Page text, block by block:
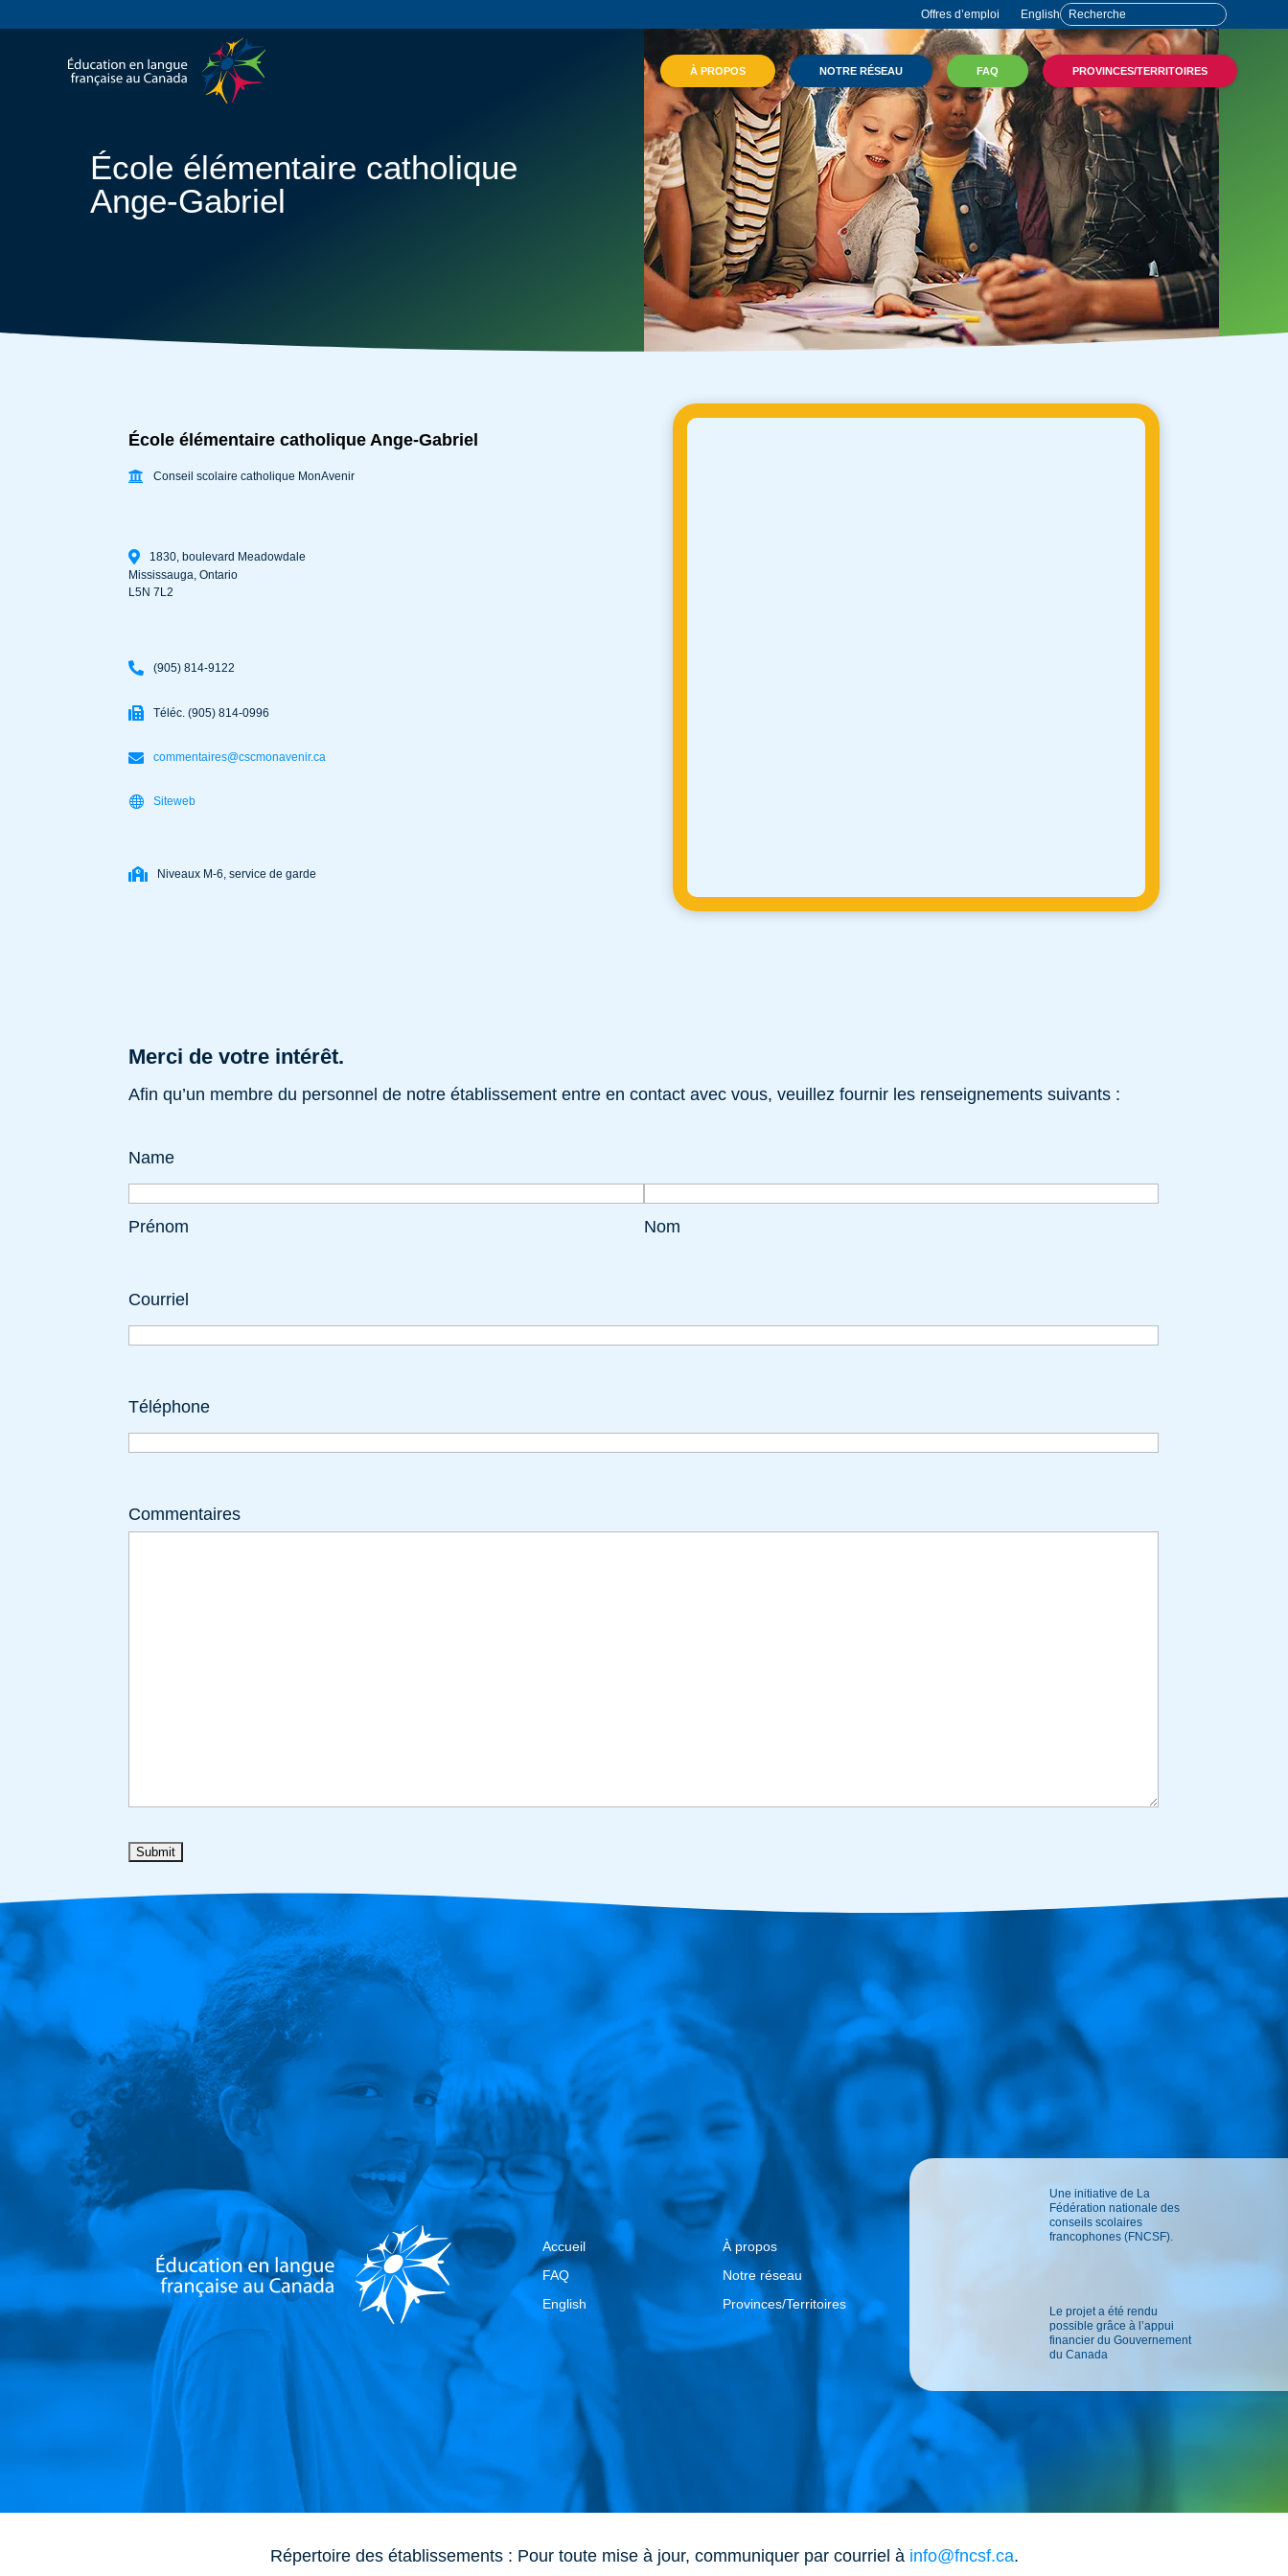
Offres d’emploi English
À PROPOS NOTRE RÉSEAU FAQ PROVINCES/TERRITOIRES
École élémentaire catholique
Ange-Gabriel
École élémentaire catholique Ange-Gabriel
Conseil scolaire catholique MonAvenir
1830, boulevard Meadowdale
Mississauga,Ontario
L5N 7L2
(905) 814-9122
Téléc. (905) 814-0996
commentaires@cscmonavenir.ca
Siteweb
Niveaux M-6, service de garde
Merci de votre intérêt.
Afin qu’un membre du personnel de notre établissement entre en contact avec vous, veuillez fournir les renseignements suivants :
Name
Prénom Nom
Courriel
Téléphone
Commentaires
Accueil
FAQ
English
À propos
Notre réseau
Provinces/Territoires
Une initiative de La
Fédération nationale des
conseils scolaires
francophones (FNCSF).
Le projet a été rendu
possible grâce à l’appui
financier du Gouvernement
du Canada
Répertoire des établissements : Pour toute mise à jour, communiquer par courriel à info@fncsf.ca.